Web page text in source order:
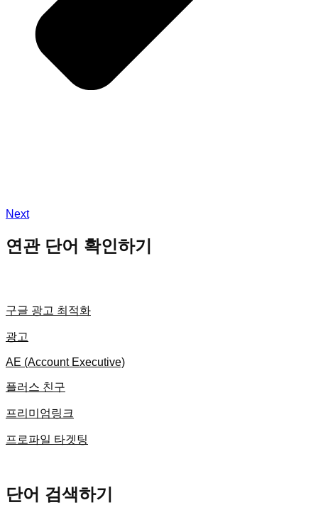
Next
연관 단어 확인하기
구글 광고 최적화
광고
AE (Account Executive)
플러스 친구
프리미엄링크
프로파일 타겟팅
단어 검색하기